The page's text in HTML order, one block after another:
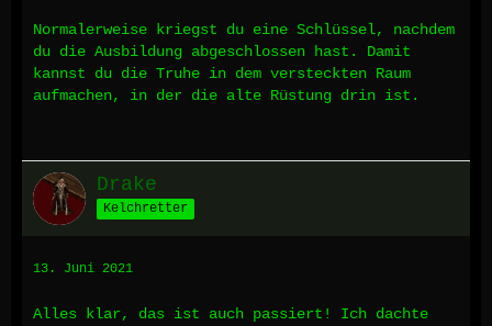
Normalerweise kriegst du eine Schlüssel, nachdem
du die Ausbildung abgeschlossen hast. Damit
kannst du die Truhe in dem versteckten Raum
aufmachen, in der die alte Rüstung drin ist.
Drake
Kelchretter
13. Juni 2021
Alles klar, das ist auch passiert! Ich dachte